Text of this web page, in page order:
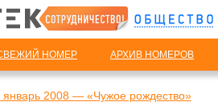
НОМЕР АРХИВ НОМЕРОВ
2008 — «Чужое рождество»